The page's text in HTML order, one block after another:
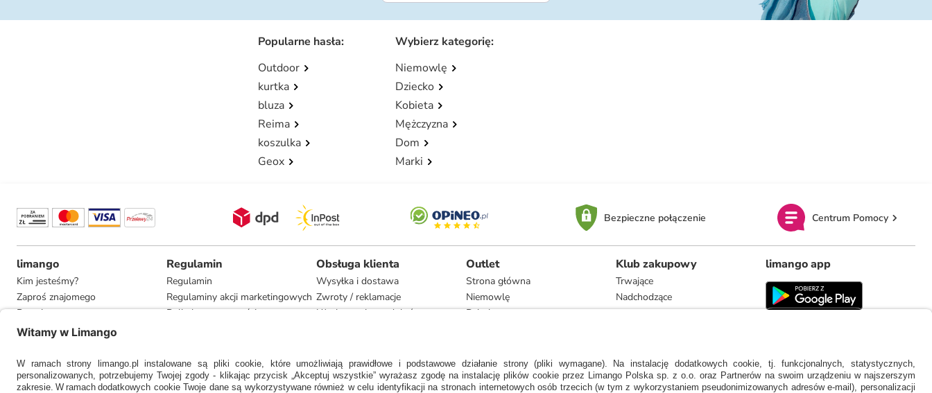
Popularne hasła:
Outdoor
kurtka
bluza
Reima
koszulka
Geox
Wybierz kategorię:
Niemowlę
Dziecko
Kobieta
Mężczyzna
Dom
Marki
Bezpieczne połączenie Centrum Pomocy
limango
Kim jesteśmy?
Zaproś znajomego
Pracuj u nas
Informacje dla prasy
Regulamin
Regulamin
Regulaminy akcji marketingowych
Polityka prywatności
Obsługa klienta
Wysyłka i dostawa
Zwroty / reklamacje
Użytkowanie produktów
Zgodność z umową i naprawa
Outlet
Strona główna
Niemowlę
Dziecko
Dom
Marki
Klub zakupowy
Trwające
Nadchodzące
limango app